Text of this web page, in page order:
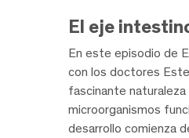
El eje
En este episodio de
con los doctores
fascinante
microorganismos
desarrollo comienza